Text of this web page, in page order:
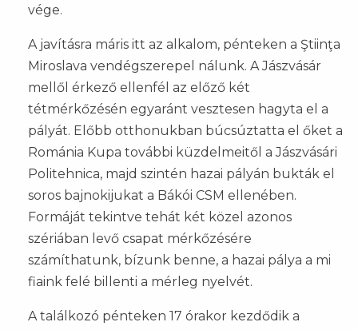
vége.
A javításra máris itt az alkalom, pénteken a Ştiinţa
Miroslava vendégszerepel nálunk. A Jászvásár
mellől érkező ellenfél az előző két
tétmérkőzésén egyaránt vesztesen hagyta el a
pályát. Előbb otthonukban búcsúztatta el őket a
Románia Kupa további küzdelmeitől a Jászvásári
Politehnica, majd szintén hazai pályán bukták el
soros bajnokijukat a Bákói CSM ellenében.
Formáját tekintve tehát két közel azonos
szériában levő csapat mérkőzésére
számíthatunk, bízunk benne, a hazai pálya a mi
fiaink felé billenti a mérleg nyelvét.
A találkozó pénteken 17 órakor kezdődik a